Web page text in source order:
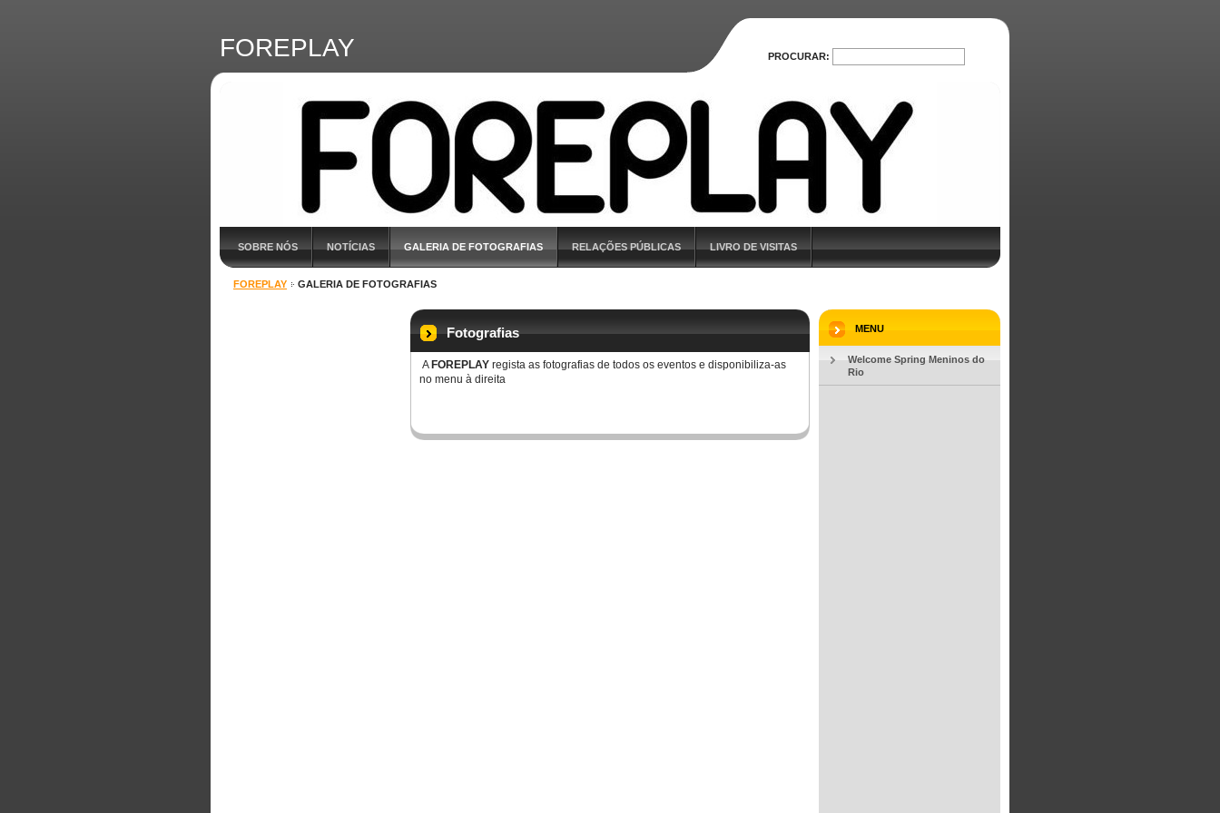
FOREPLAY
SOBRE NÓS NOTÍCIAS GALERIA DE FOTOGRAFIAS RELAÇÕES PÚBLICAS LIVRO DE VISITAS
FOREPLAY GALERIA DE FOTOGRAFIAS
Fotografias
A FOREPLAY regista as fotografias de todos os eventos e disponibiliza-as
no menu à direita
MENU
Welcome Spring Meninos do
Rio
PROCURAR:
PROCURAR